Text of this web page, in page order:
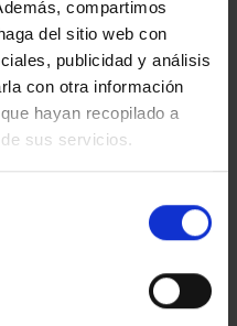
compartimos
del sitio web con
publicidad y análisis
con otra información
hayan recopilado a
sus servicios.